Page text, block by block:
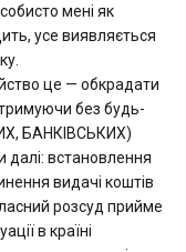
мені як
усе виявляється
це — обкрадати
без будь-
БАНКІВСЬКИХ)
далі: встановлення
видачі коштів
розсуд прийме
в країні